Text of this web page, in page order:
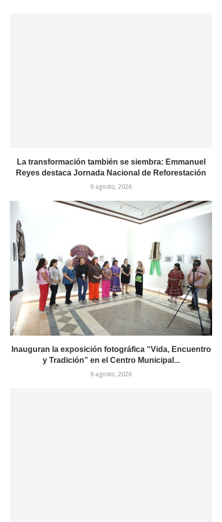
La transformación también se siembra: Emmanuel
Reyes destaca Jornada Nacional de Reforestación
9 agosto, 2026
Inauguran la exposición fotográfica “Vida, Encuentro
y Tradición” en el Centro Municipal...
9 agosto, 2026